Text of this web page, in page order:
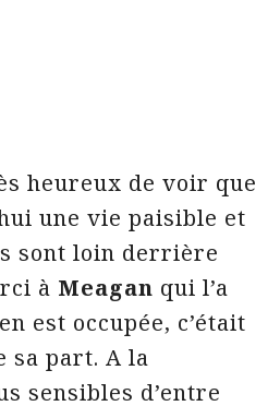
heureux de voir que
une vie paisible et
sont loin derrière
à Meagan qui l’a
est occupée, c’était
sa part. A la
sensibles d’entre